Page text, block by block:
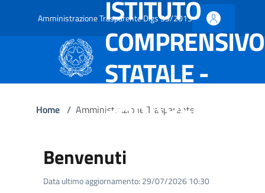
Amministrazione Trasparente Dlgs 33/2013
ISTITUTO
COMPRENSIVO
STATALE -
SARROCH
Home / Amministrazione Trasparente
Benvenuti
Data ultimo aggiornamento: 29/07/2026 10:30